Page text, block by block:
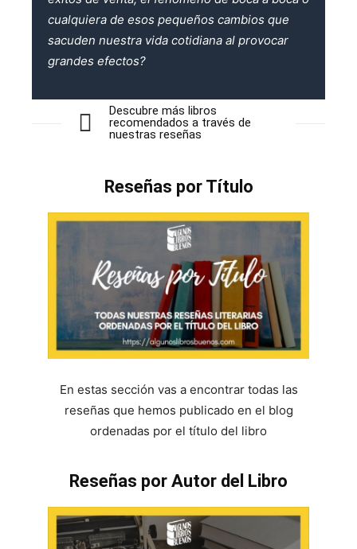
cualquiera de esos pequeños cambios que
sacuden nuestra vida cotidiana al provocar
grandes efectos?
Descubre más libros
recomendados a través de
nuestras reseñas
Reseñas por Título
En estas sección vas a encontrar todas las
reseñas que hemos publicado en el blog
ordenadas por el título del libro
Reseñas por Autor del Libro